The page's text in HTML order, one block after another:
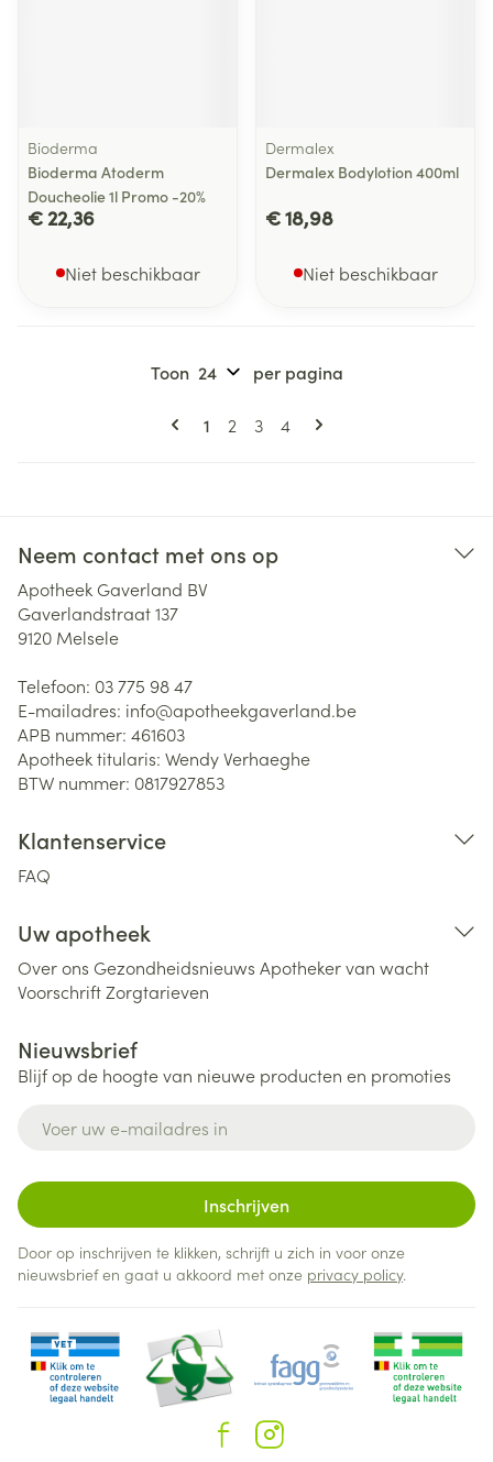
Bioderma
Bioderma Atoderm
Doucheolie 1l Promo -20%
€ 22,36
Niet beschikbaar
Dermalex
Dermalex Bodylotion 400ml
€ 18,98
Niet beschikbaar
Pagina's
U lees momenteel pagina
1 Pagina
2 Pagina
3 Pagina
4
Toon per pagina
Neem contact met ons op
Apotheek Gaverland BV
Gaverlandstraat 137
9120 Melsele
Telefoon: 03 775 98 47
E-mailadres: info@apotheekgaverland.be
APB nummer: 461603
Apotheek titularis: Wendy Verhaeghe
BTW nummer: 0817927853
Klantenservice
FAQ
Uw apotheek
Over ons Gezondheidsnieuws Apotheker van wacht
VoorschriftZorgtarieven
Nieuwsbrief
Blijf op de hoogte van nieuwe producten en promoties
Inschrijven
Door op inschrijven te klikken, schrijft u zich in voor onze
nieuwsbrief en gaat u akkoord met onze privacy policy.